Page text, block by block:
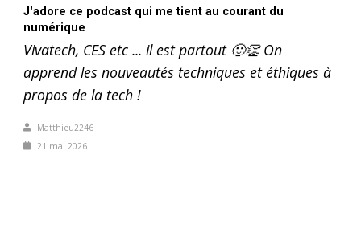
J'adore ce podcast qui me tient au courant du
numérique
Vivatech, CES etc ... il est partout 🙂👏 On
apprend les nouveautés techniques et éthiques à
propos de la tech !
Matthieu2246
21 mai 2026